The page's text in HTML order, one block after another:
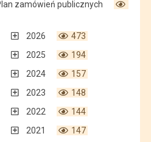
zamówień publicznych
2026
473
2025
194
2024
157
2023
148
2022
144
2021
147